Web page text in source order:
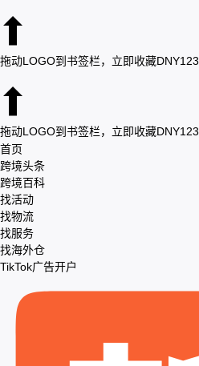
拖动LOGO到书签栏，立即收藏DNY123
拖动LOGO到书签栏，立即收藏DNY123
首页
跨境头条
跨境百科
找活动
找物流
找服务
找海外仓
TikTok广告开户